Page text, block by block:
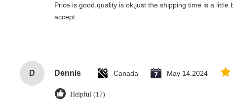
Price is good,quality is ok,just the shipping time is a little
accept.
D Dennis Canada May 14.2024
Helpful (17)